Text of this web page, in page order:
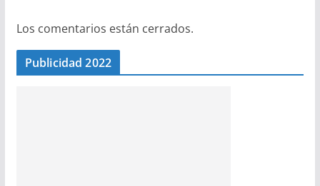
Los comentarios están cerrados.
Publicidad 2022